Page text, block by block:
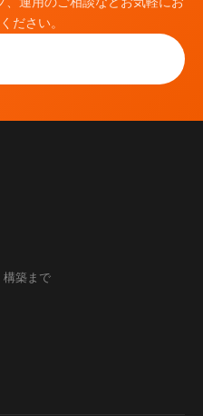
ださい。
構築まで